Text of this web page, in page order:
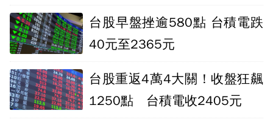
台股早盤挫逾580點 台積電跌
40元至2365元
台股重返4萬4大關！收盤狂飆
1250點 台積電收2405元